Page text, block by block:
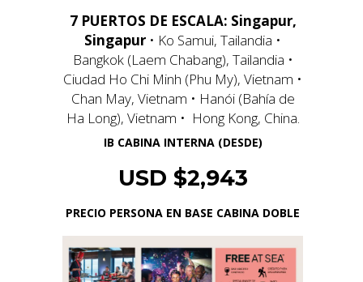
7 PUERTOS DE ESCALA: Singapur,
Singapur • Ko Samui, Tailandia •
Bangkok (Laem Chabang), Tailandia •
Ciudad Ho Chi Minh (Phu My), Vietnam •
Chan May, Vietnam • Hanói (Bahía de
Ha Long), Vietnam • Hong Kong, China.
IB CABINA INTERNA (DESDE)
USD $2,943
PRECIO PERSONA EN BASE CABINA DOBLE